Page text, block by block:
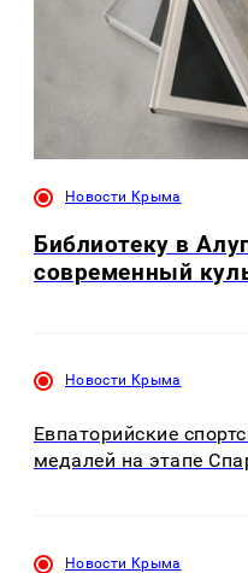
Новости Крыма
Библиотеку в
современный
Новости Крыма
Евпаторийские
медалей на этапе
Новости Крыма